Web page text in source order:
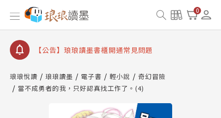
0
【公告】因 Readmoo 讀墨系統維護中，本站同步暫
停部分閱讀服務
【公告】琅琅讀墨數位閱讀資產合併與書櫃開通申請
【公告】琅琅讀墨書櫃開通常見問題
請圖文教學
【公告】琅琅書店服務升級重要說明及資產合併結果
查詢
【公告】因 Readmoo 讀墨系統維護中，本站同步暫
停部分閱讀服務
琅琅悅讀 琅琅讀墨 電子書 輕小說
奇幻冒險
當不成勇者的我，只好認真找工作了。(4)